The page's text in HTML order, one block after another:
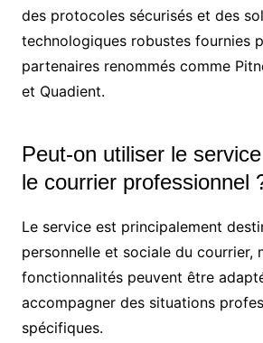
des protocoles sécurisés et des
technologiques robustes fournies
partenaires renommés comme
et Quadient.
Peut-on utiliser le
le courrier professionnel
Le service est principalement
personnelle et sociale du courrier,
fonctionnalités peuvent être
accompagner des situations
spécifiques.